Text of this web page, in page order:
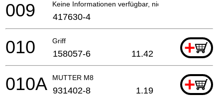
Keine Informationen verfügbar, nicht bestellbar
009 417630-4
Griff +
010 158057-6 11.42
MUTTER M8 +
010A 931402-8 1.19